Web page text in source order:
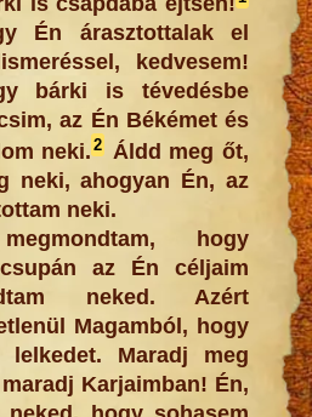
Én árasztottalak el
kedvesem!
bárki is tévedésbe
az Én Békémet és
neki.2
Áldd meg őt,
neki, ahogyan Én, az
neki.
hogy
az Én céljaim
neked. Azért
Magamból, hogy
lelkedet. Maradj meg
Karjaimban! Én,